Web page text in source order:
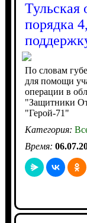
Тульская
порядка
По словам
для помощи
операции в
"Защитники
"Герой-71"
Категория:
Время: